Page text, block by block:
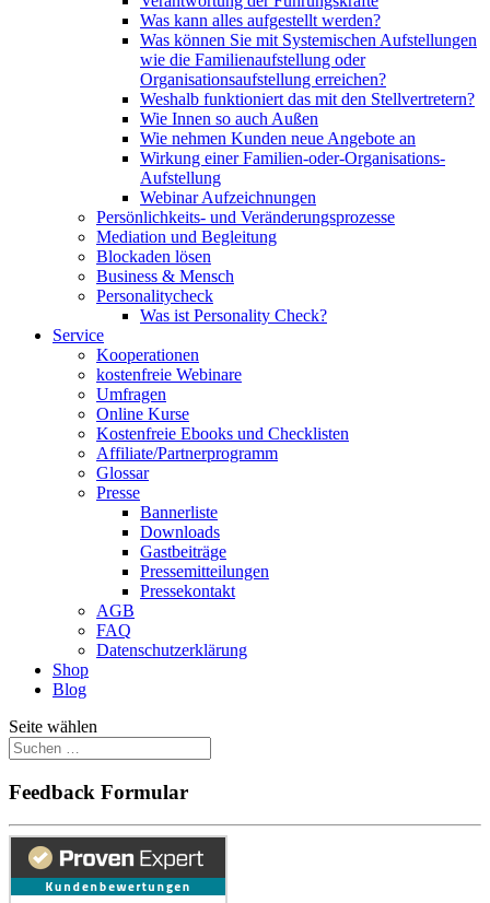
Was kann alles aufgestellt werden?
Was können Sie mit Systemischen Aufstellungen
wie die Familienaufstellung oder
Organisationsaufstellung erreichen?
Weshalb funktioniert das mit den Stellvertretern?
Wie Innen so auch Außen
Wie nehmen Kunden neue Angebote an
Wirkung einer Familien-oder-Organisations-
Aufstellung
Webinar Aufzeichnungen
Persönlichkeits- und Veränderungsprozesse
Mediation und Begleitung
Blockaden lösen
Business & Mensch
Personalitycheck
Was ist Personality Check?
Service
Kooperationen
kostenfreie Webinare
Umfragen
Online Kurse
Kostenfreie Ebooks und Checklisten
Affiliate/Partnerprogramm
Glossar
Presse
Bannerliste
Downloads
Gastbeiträge
Pressemitteilungen
Pressekontakt
AGB
FAQ
Datenschutzerklärung
Shop
Blog
Seite wählen
Feedback Formular